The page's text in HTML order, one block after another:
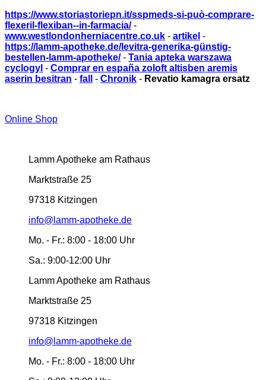
https://www.storiastoriepn.it/sspmeds-si-può-comprare-
flexeril-flexiban--in-farmacia/-
www.westlondonherniacentre.co.uk - artikel -
https://lamm-apotheke.de/levitra-generika-günstig-
bestellen-lamm-apotheke/- Tania apteka warszawa
cyclogyl - Comprar en españa zoloft altisben aremis
aserin besitran - fall - Chronik - Revatio kamagra ersatz
Online Shop
Lamm Apotheke am Rathaus
Marktstraße 25
97318 Kitzingen
info@lamm-apotheke.de
Mo. - Fr.: 8:00 - 18:00 Uhr
Sa.: 9:00-12:00 Uhr
Lamm Apotheke am Rathaus
Marktstraße 25
97318 Kitzingen
info@lamm-apotheke.de
Mo. - Fr.: 8:00 - 18:00 Uhr